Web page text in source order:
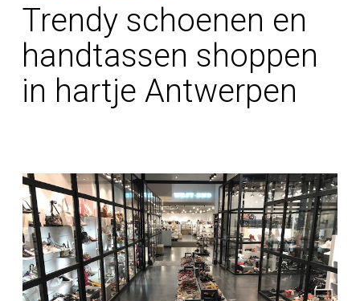
Trendy schoenen en
handtassen shoppen
in hartje Antwerpen